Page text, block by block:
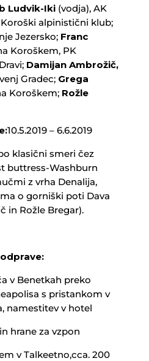
Ludvik-Iki(vodja), AK
alpinistični klub;
Jezersko; Franc
Koroškem, PK
Damijan Ambrožič,
Gradec; Grega
Koroškem; Rožle
10.5.2019 – 6.6.2019
klasični smeri čez
buttress-Washburn
z vrha Denalija,
o gorniški poti Dava
in Rožle Bregar).
v Benetkah preko
s pristankom v
namestitev v hotel
hrane za vzpon
v Talkeetno,cca. 200